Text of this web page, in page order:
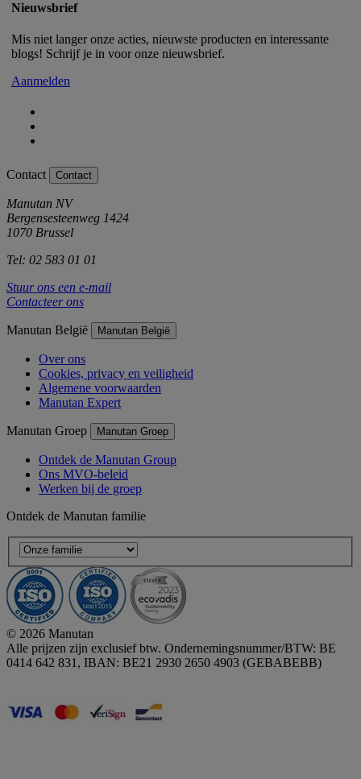
Nieuwsbrief
Mis niet langer onze acties, nieuwste producten en interessante
blogs! Schrijf je in voor onze nieuwsbrief.
Aanmelden
Contact Contact
Manutan NV
Bergensesteenweg 1424
1070 Brussel
Tel: 02 583 01 01
Stuur ons een e-mail
Contacteer ons
Manutan België Manutan België
Over ons
Cookies, privacy en veiligheid
Algemene voorwaarden
Manutan Expert
Manutan Groep Manutan Groep
Ontdek de Manutan Group
Ons MVO-beleid
Werken bij de groep
Ontdek de Manutan familie
© 2026 Manutan
Alle prijzen zijn exclusief btw. Ondernemingsnummer/BTW: BE
0414 642 831, IBAN: BE21 2930 2650 4903 (GEBABEBB)